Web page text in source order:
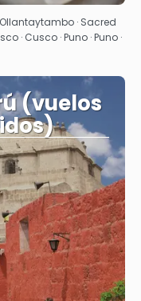
Ollantaytambo · Sacred
· Cusco · Puno · Puno ·
(vuelos